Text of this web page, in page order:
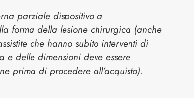
parziale dispositivo a
forma della lesione chirurgica (anche
che hanno subito interventi di
e delle dimensioni deve essere
prima di procedere all’acquisto).